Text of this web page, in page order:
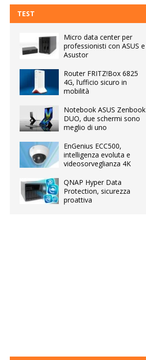
TEST
Micro data center per
professionisti con ASUS e
Asustor
Router FRITZ!Box 6825
4G, l’ufficio sicuro in
mobilità
Notebook ASUS Zenbook
DUO, due schermi sono
meglio di uno
EnGenius ECC500,
intelligenza evoluta e
videosorveglianza 4K
QNAP Hyper Data
Protection, sicurezza
proattiva